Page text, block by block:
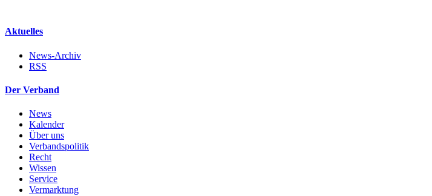
Aktuelles
News-Archiv
RSS
Der Verband
News
Kalender
Über uns
Verbandspolitik
Recht
Wissen
Service
Vermarktung